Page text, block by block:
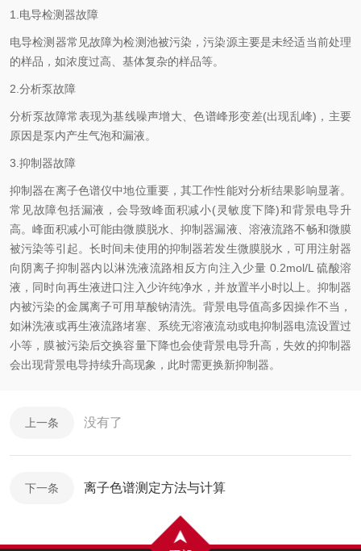
1.电导检测器故障
电导检测器常见故障为检测池被污染，污染源主要是未经适当前处理
的样品，如浓度过高、基体复杂的样品等。
2.分析泵故障
分析泵故障常表现为基线噪声增大、色谱峰形变差(出现乱峰)，主要
原因是泵内产生气泡和漏液。
3.抑制器故障
抑制器在离子色谱仪中地位重要，其工作性能对分析结果影响显著。
常见故障包括漏液，会导致峰面积减小(灵敏度下降)和背景电导升
高。峰面积减小可能由微膜脱水、抑制器漏液、溶液流路不畅和微膜
被污染等引起。长时间未使用的抑制器若发生微膜脱水，可用注射器
向阴离子抑制器内以淋洗液流路相反方向注入少量 0.2mol/L 硫酸溶
液，同时向再生液进口注入少许纯净水，并放置半小时以上。抑制器
内被污染的金属离子可用草酸钠清洗。背景电导值高多因操作不当，
如淋洗液或再生液流路堵塞、系统无溶液流动或电抑制器电流设置过
小等，膜被污染后交换容量下降也会使背景电导升高，失效的抑制器
会出现背景电导持续升高现象，此时需更换新抑制器。
上一条 没有了
下一条 离子色谱测定方法与计算